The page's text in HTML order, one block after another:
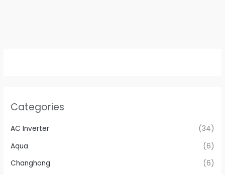
Categories
AC Inverter
(34)
Aqua
(6)
Changhong
(6)